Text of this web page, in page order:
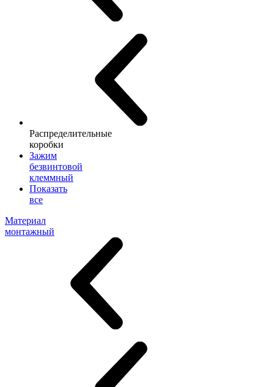
Распределительные
коробки
Зажим
безвинтовой
клеммный
Показать
все
Материал
монтажный